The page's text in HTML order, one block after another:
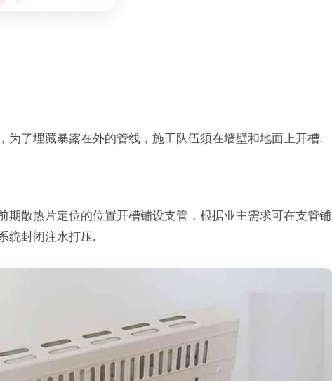
为了埋藏暴露在外的管线，施工队伍须在墙壁和地面上开槽.
期散热片定位的位置开槽铺设支管，根据业主需求可在支管铺
统封闭注水打压.